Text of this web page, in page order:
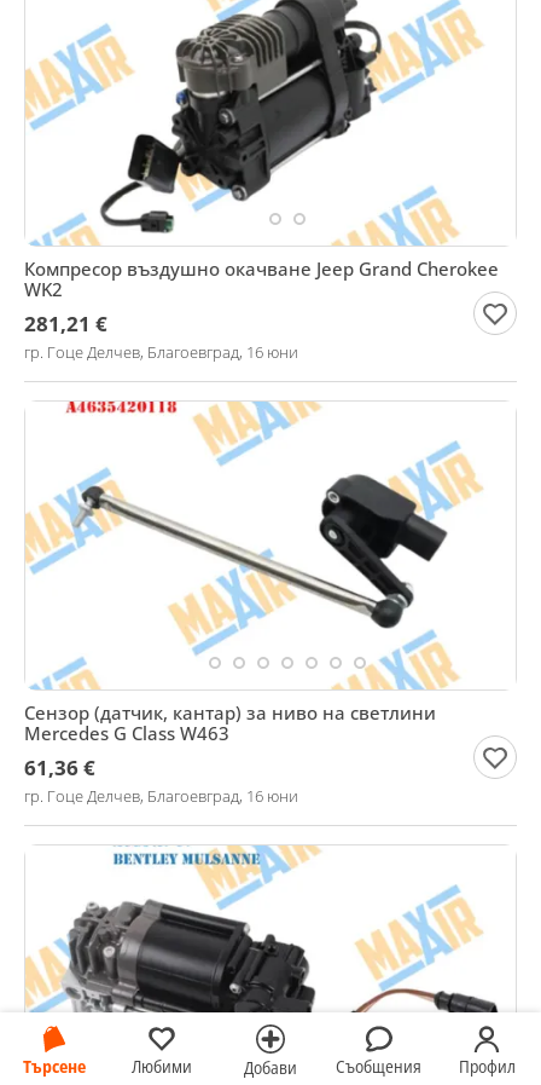
Търсене Любими Добави Съобщения Профил
Компресор въздушно окачване Jeep Grand Cherokee
WK2
281,21 €
гр. Гоце Делчев, Благоевград, 16 юни
Сензор (датчик, кантар) за ниво на светлини
Mercedes G Class W463
61,36 €
гр. Гоце Делчев, Благоевград, 16 юни